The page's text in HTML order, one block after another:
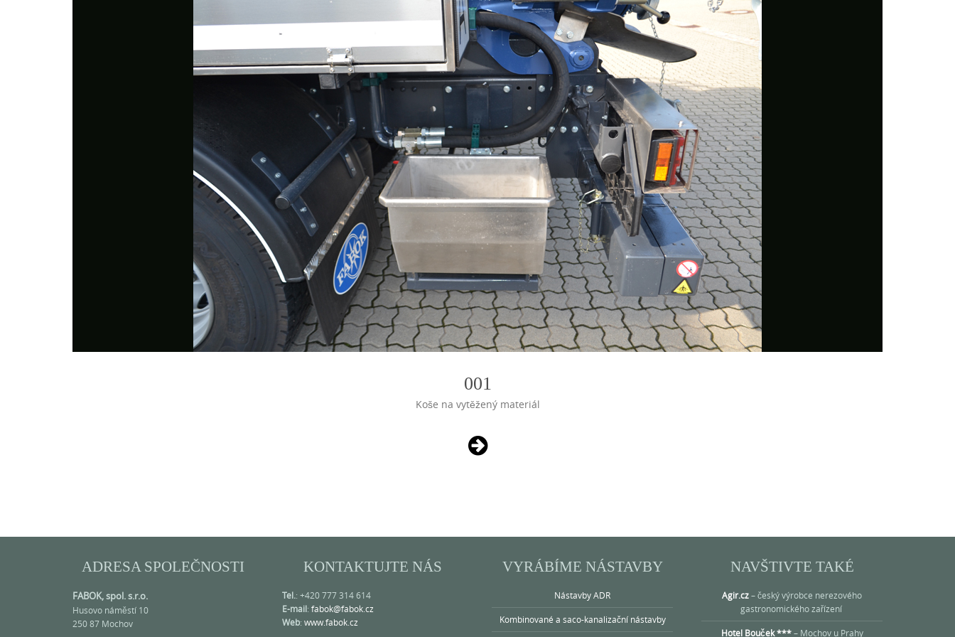
001
Koše na vytěžený materiál
ADRESA SPOLEČNOSTI
FABOK, spol. s.r.o.
Husovo náměstí 10
250 87 Mochov
KONTAKTUJTE NÁS
Tel.: +420 777 314 614
E-mail: fabok@fabok.cz
Web: www.fabok.cz
VYRÁBÍME NÁSTAVBY
Nástavby ADR
Kombinované a saco-kanalizační nástavby
NAVŠTIVTE TAKÉ
Agir.cz– český výrobce nerezového
gastronomického zařízení
Hotel Bouček ***– Mochov u Prahy